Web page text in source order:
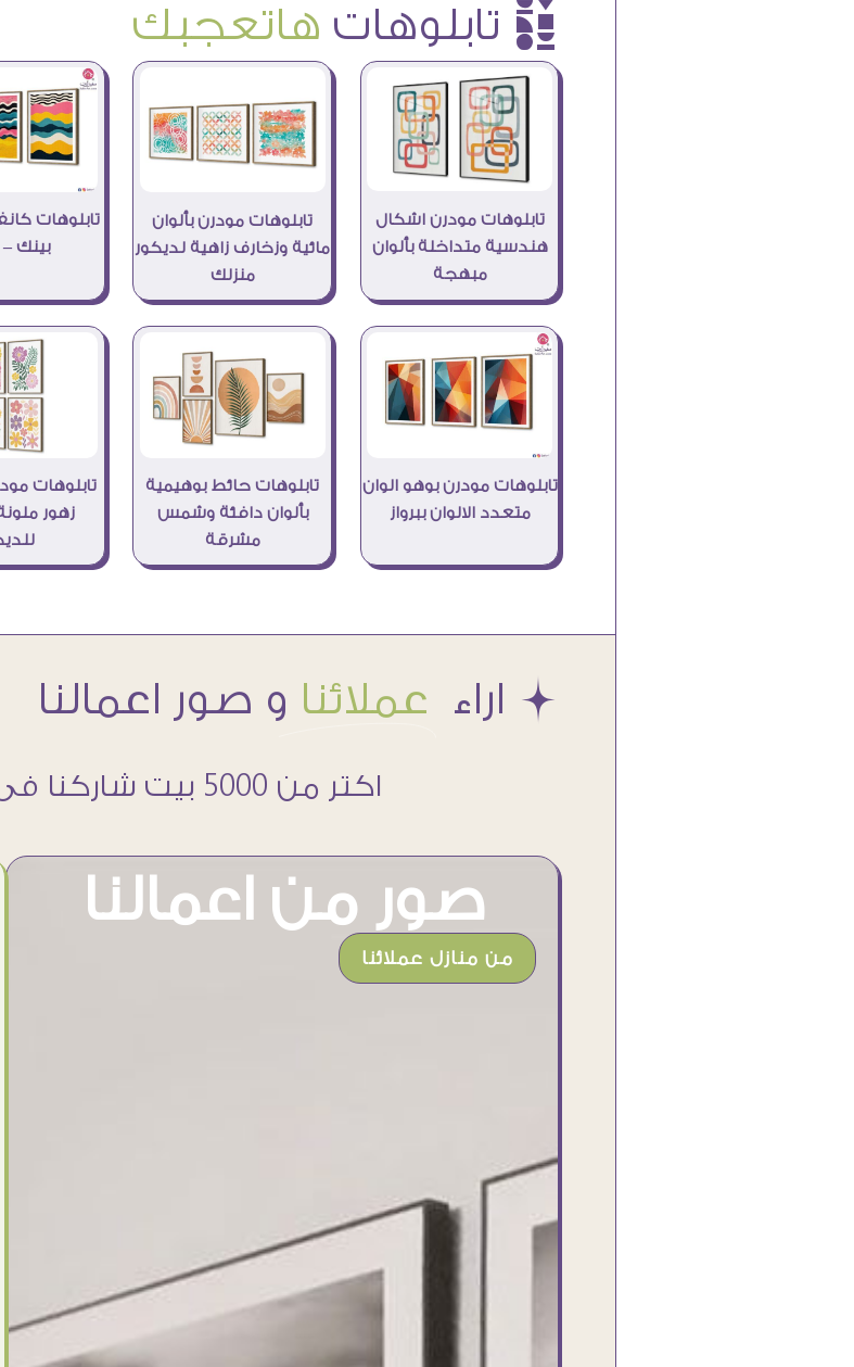
è تابلوهات هاتعجبك
تابلوهات مودرن اشكال
هندسية متداخلة بألوان
مبهجة
تابلوهات مودرن بألوان
مائية وزخارف زاهية لديكور
منزلك
تابلوهات
بينك
تابلوهات مودرن بوهو الوان
متعدد الالوان ببرواز
تابلوهات حائط بوهيمية
بألوان دافئة وشمس
مشرقة
تابلوهات
زهور
Æ اراء عملائنا و صور اعمالنا
اكتر من 5000 بيت شاركنا فى اننا نخلى حوائطهم اجمل
صور من اعمالنا
من منازل عملائنا
وإرضاء العميل والخامات والتقفيل وسرعة
التوصيل. بصراحه وبمنتهي الأمانه مكسب
Doaa Elsayd
القاهرة - مصر